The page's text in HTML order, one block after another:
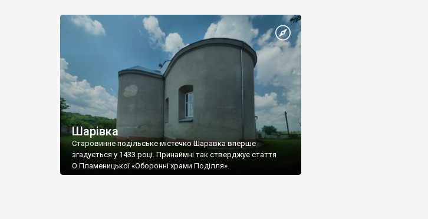
Шарівка
Старовинне подільське містечко Шаравка вперше
згадується у 1433 році. Принаймні так стверджує стаття
О.Пламеницької «Оборонні храми Поділля».